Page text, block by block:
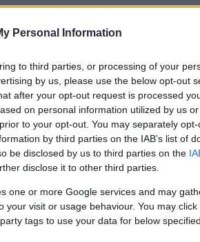
Personal Information
to third parties, or processing of your
by us, please use the below opt-out
after your opt-out request is processed
on personal information utilized by us
to your opt-out. You may separately
by third parties on the IAB’s list of
be disclosed by us to third parties on the
disclose it to other third parties.
one or more Google services and may
your visit or usage behaviour. You may
tags to use your data for below
η εγγύτητα ανάμεσα
Μελόνι και τον Τούρκο
εδράζεται κυρίως στις
στη λειτουργία του
παραγνωρίζονται οι
αμφότεροι με τον
Τραμπ.
του «πλανητάρχη» με
εβδομάδας ήρθε να
της μεταξύ τους